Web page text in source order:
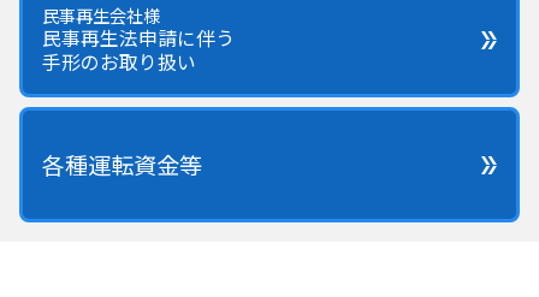
民事再生会社様
民事再生法申請に伴う
手形のお取り扱い
各種運転資金等